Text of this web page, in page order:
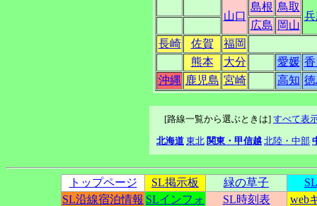
山口
島根 鳥取
広島 岡山
長崎
佐賀
福岡
熊本
大分 愛媛
沖縄 鹿児島 宮崎 高知
[路線一覧から選ぶときは] すべて表
北海道 東北 関東・甲信越 北陸・中部
トップページ SL掲示板 緑の草子
SL沿線宿泊情報 SLインフォ SL時刻表
web